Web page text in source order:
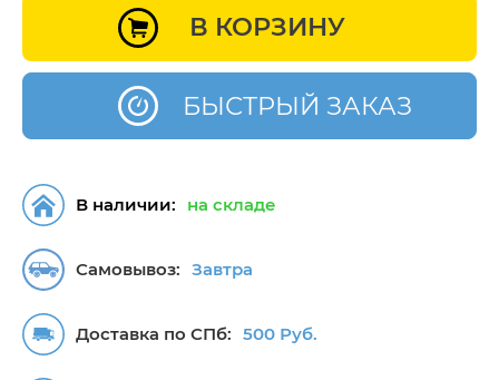
БЫСТРЫЙ ЗАКАЗ
В КОРЗИНУ
Самовывоз: Завтра
Доставка по СПб: 500 Руб.
В наличии: на складе